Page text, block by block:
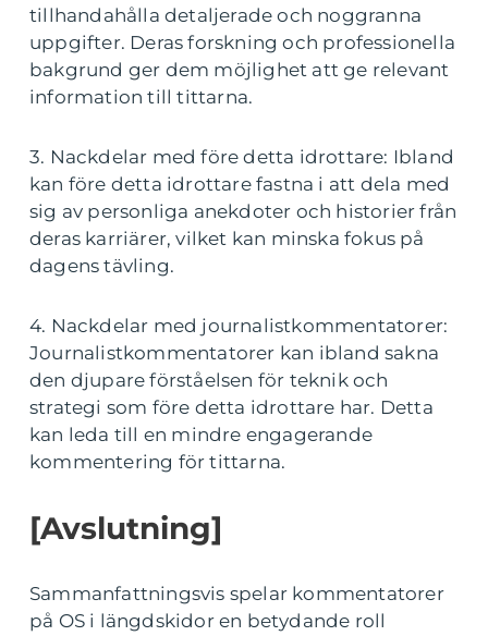
tillhandahålla detaljerade och noggranna
uppgifter. Deras forskning och professionella
bakgrund ger dem möjlighet att ge relevant
information till tittarna.
3. Nackdelar med före detta idrottare: Ibland
kan före detta idrottare fastna i att dela med
sig av personliga anekdoter och historier från
deras karriärer, vilket kan minska fokus på
dagens tävling.
4. Nackdelar med journalistkommentatorer:
Journalistkommentatorer kan ibland sakna
den djupare förståelsen för teknik och
strategi som före detta idrottare har. Detta
kan leda till en mindre engagerande
kommentering för tittarna.
[Avslutning]
Sammanfattningsvis spelar kommentatorer
på OS i längdskidor en betydande roll